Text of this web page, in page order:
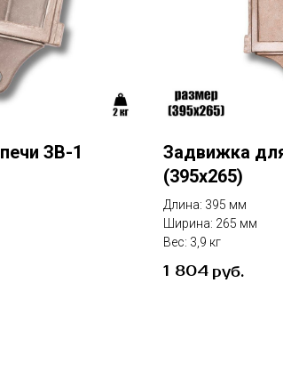
ЗВ-1
Задвижка
(395х265)
Длина: 395 мм
Ширина: 265 мм
Вес: 3,9 кг
1 804 руб.